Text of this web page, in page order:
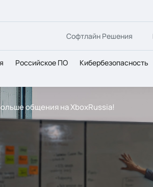
Софтлайн Решения
Российское ПО Кибербезопасность
общения на XboxRussia!